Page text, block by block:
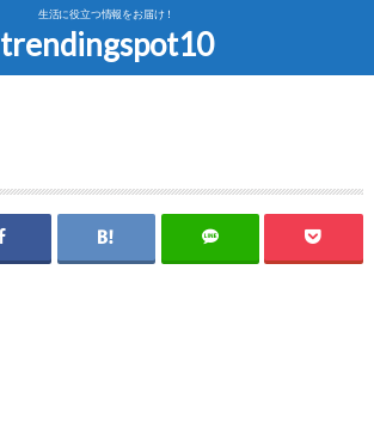
生活に役立つ情報をお届け！
trendingspot10